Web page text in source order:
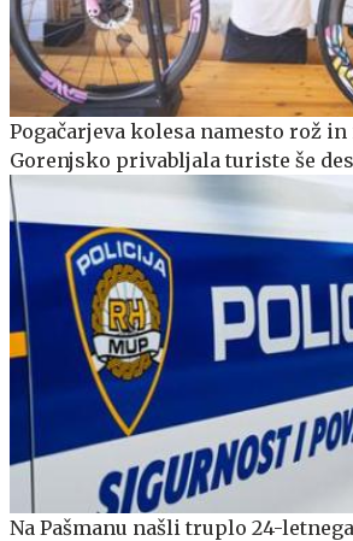
Pogačarjeva kolesa namesto rož
Gorenjsko privabljala turiste še
Na Pašmanu našli truplo 24-